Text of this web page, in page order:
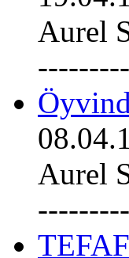
Aurel
Aurel